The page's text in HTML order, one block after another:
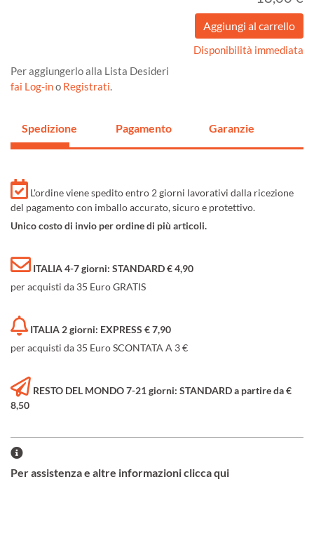
Disponibilità immediata
Per aggiungerlo alla Lista Desideri
fai Log-ino Registrati.
Spedizione Pagamento Garanzie
L'ordine viene spedito entro 2 giorni lavorativi dalla ricezione
del pagamento con imballo accurato, sicuro e protettivo.
Unico costo di invio per ordine di più articoli.
ITALIA 4-7 giorni: STANDARD € 4,90
per acquisti da 35 Euro GRATIS
ITALIA 2 giorni: EXPRESS € 7,90
per acquisti da 35 Euro SCONTATA A 3 €
RESTO DEL MONDO 7-21 giorni: STANDARD a partire da €
8,50
Per assistenza e altre informazioni clicca qui